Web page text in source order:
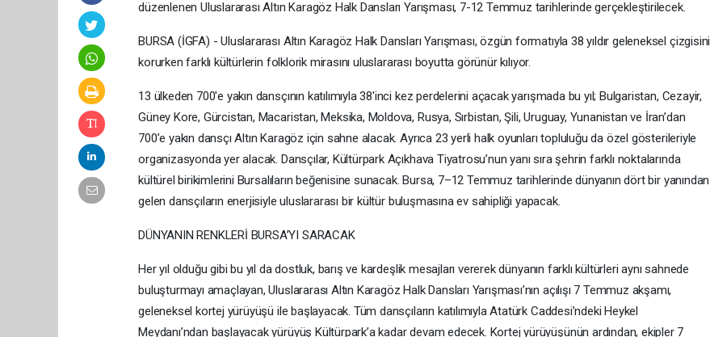
düzenlenen Uluslararası Altın Karagöz Halk Dansları Yarışması, 7-12 Temmuz tarihlerinde gerçekleştirilecek.
BURSA (İGFA) - Uluslararası Altın Karagöz Halk Dansları Yarışması, özgün formatıyla 38 yıldır geleneksel çizgisini
korurken farklı kültürlerin folklorik mirasını uluslararası boyutta görünür kılıyor.
13 ülkeden 700'e yakın dansçının katılımıyla 38'inci kez perdelerini açacak yarışmada bu yıl; Bulgaristan, Cezayir,
Güney Kore, Gürcistan, Macaristan, Meksika, Moldova, Rusya, Sırbistan, Şili, Uruguay, Yunanistan ve İran’dan
700’e yakın dansçı Altın Karagöz için sahne alacak. Ayrıca 23 yerli halk oyunları topluluğu da özel gösterileriyle
organizasyonda yer alacak. Dansçılar, Kültürpark Açıkhava Tiyatrosu’nun yanı sıra şehrin farklı noktalarında
kültürel birikimlerini Bursalıların beğenisine sunacak. Bursa, 7–12 Temmuz tarihlerinde dünyanın dört bir yanından
gelen dansçıların enerjisiyle uluslararası bir kültür buluşmasına ev sahipliği yapacak.
DÜNYANIN RENKLERİ BURSA’YI SARACAK
Her yıl olduğu gibi bu yıl da dostluk, barış ve kardeşlik mesajları vererek dünyanın farklı kültürleri aynı sahnede
buluşturmayı amaçlayan, Uluslararası Altın Karagöz Halk Dansları Yarışması’nın açılışı 7 Temmuz akşamı,
geleneksel kortej yürüyüşü ile başlayacak. Tüm dansçıların katılımıyla Atatürk Caddesi’ndeki Heykel
Meydanı’ndan başlayacak yürüyüş Kültürpark’a kadar devam edecek. Kortej yürüyüşünün ardından, ekipler 7